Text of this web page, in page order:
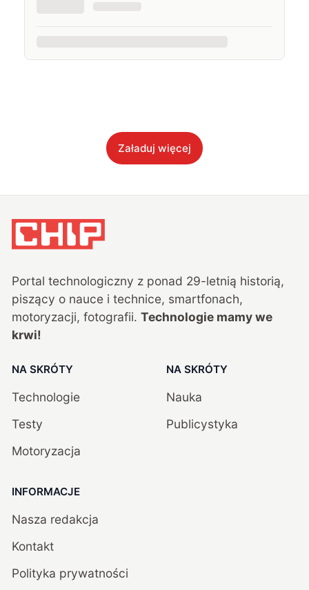
Załaduj więcej
Portal technologiczny z ponad 29-letnią historią,
piszący o nauce i technice, smartfonach,
motoryzacji, fotografii. Technologie mamy we
krwi!
NA SKRÓTY
Technologie
Testy
Motoryzacja
NA SKRÓTY
Nauka
Publicystyka
INFORMACJE
Nasza redakcja
Kontakt
Polityka prywatności